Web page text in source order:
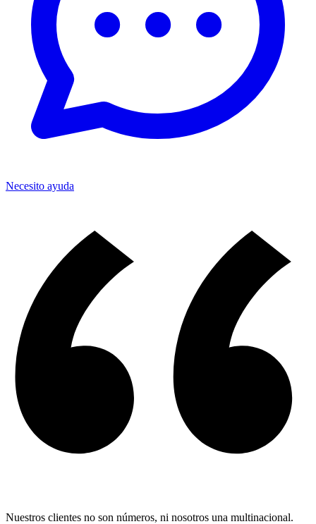
Necesito ayuda
Nuestros clientes no son números, ni nosotros una multinacional.